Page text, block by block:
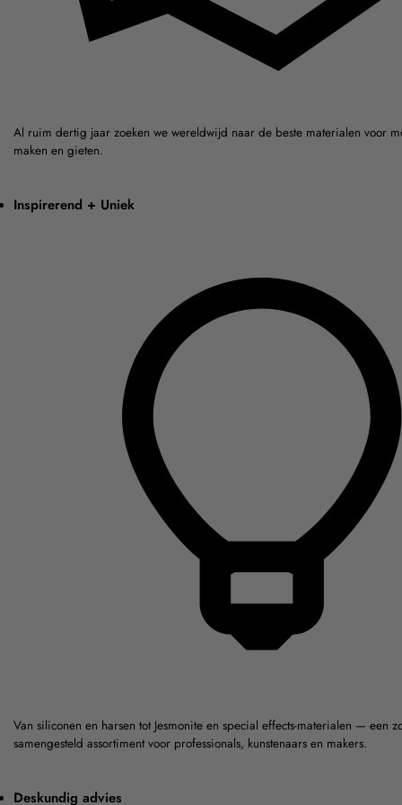
Al ruim dertig jaar zoeken we wereldwijd naar de beste materialen voor
maken en gieten.
Inspirerend + Uniek
Van siliconen en harsen tot Jesmonite en special effects-materialen — een
samengesteld assortiment voor professionals, kunstenaars en makers.
Deskundig advies